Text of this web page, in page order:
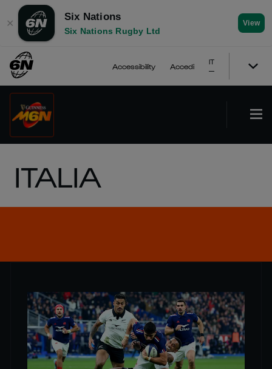
✕
Six Nations
Six Nations Rugby Ltd
View
Accessibility Accedi
IT
ITALIA